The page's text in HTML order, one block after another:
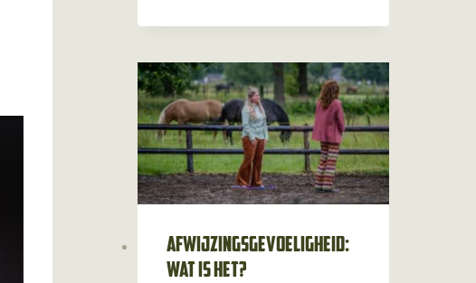
Afwijzingsgevoeligheid:
wat is het?